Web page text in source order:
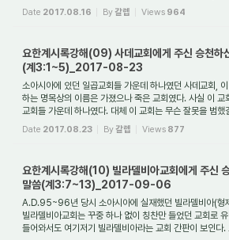
Date 2017.08.16 By갈렙 Views 964
요한계시록강해(09) 사데교회에게 주신 승천하
(계3:1~5)_2017-08-23
소아시아에 있던 일곱교회들 가운데 하나였던 사데교회,
하는 명목상의 이름은 가졌으나 죽은 교회였다. 사실 이 교
교회들 가운데 하나였다. 대체 이 교회는 무슨 잘못을 범했
Date 2017.08.23 By갈렙 Views 877
요한계시록강해(10) 빌라델비아교회에게 주신
말씀(계3:7~13)_2017-09-06
A.D.95~96년 당시 소아시아에 실재했던 빌라델비아(형
빌라델비아교회는 꾸중 하나 없이 칭찬만 들었던 교회로
들어와서도 여기저기 빌라델비아라는 교회 간판이 보인다